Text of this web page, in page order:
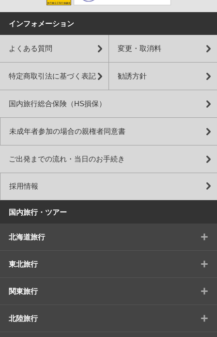
インフォメーション
よくある質問 変更・取消料
特定商取引法に基づく表記 勧誘方針
国内旅行総合保険（HS損保）
未成年者参加の場合の親権者同意書
ご出発までの流れ・当日のお手続き
採用情報
国内旅行・ツアー
北海道旅行 +
東北旅行 +
関東旅行 +
北陸旅行 +